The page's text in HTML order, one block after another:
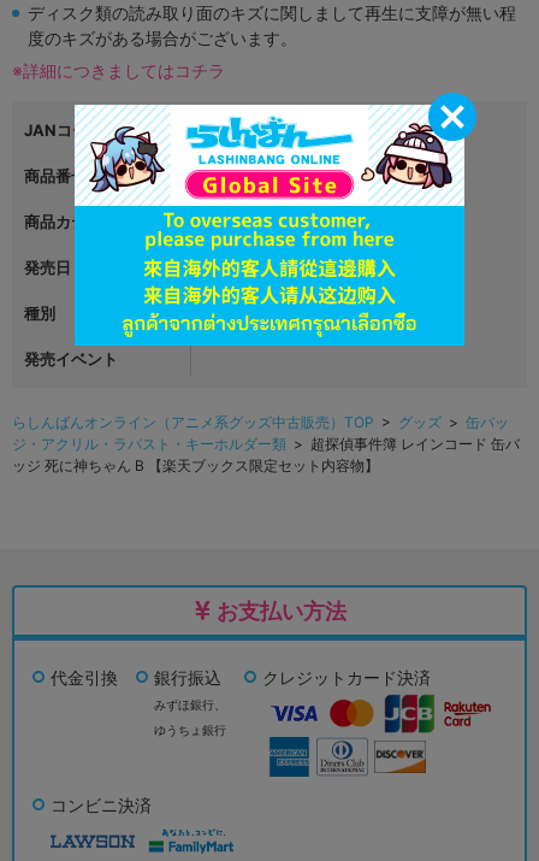
ディスク類の読み取り面のキズに関しまして再生に支障が無い程
度のキズがある場合がございます。
※詳細につきましてはコチラ
JANコード 4999999999999
商品番号 L05293051
商品カテゴリ グッズ
発売日 2023年06月30日
種別 缶バッジ
発売イベント
らしんばんオンライン（アニメ系グッズ中古販売）TOP > グッズ > 缶バッ
ジ・アクリル・ラバスト・キーホルダー類 > 超探偵事件簿 レインコード 缶バ
ッジ 死に神ちゃん B 【楽天ブックス限定セット内容物】
お支払い方法
代金引換 銀行振込
みずほ銀行、
ゆうちょ銀行
クレジットカード決済
コンビニ決済